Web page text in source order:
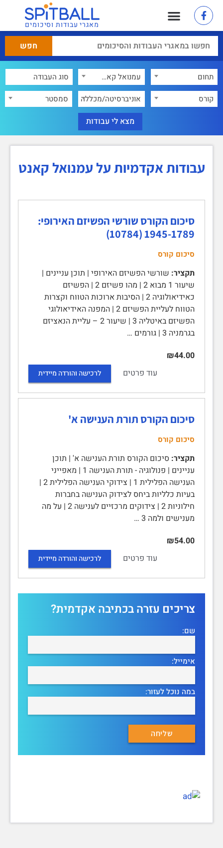
מאגרי עבודות וסיכומים
תחום
עמנואל קאנט
קורס
אוניברסיטה/מכללה סמסטר
עבודות אקדמיות על עמנואל קאנט
סיכום הקורס שורשי הפשיזם האירופי:
1945-1789‏ (10784)
סיכום קורס
תקציר: שורשי הפשיזם האירופי | תוכן עניינים |
שיעור 1 מבוא 2 | מהו פשיזם 2 | הפשיזם
כאידיאולוגיה 2 | הסיבות ארוכות הטווח וקצרות
הטווח לעליית הפשיזם 2 | המפנה האידיאולוגי
הפשיזם באיטליה 3 | שיעור 2 – עליית הנאציזם
בגרמניה 3 | גורמים …
₪44.00
עוד פרטים
לרכישה והורדה מיידית
סיכום הקורס תורת הענישה א'
סיכום קורס
תקציר: סיכום הקורס תורת הענישה א' | תוכן
עניינים | פנולוגיה - תורת הענישה 1 | מאפייני
הענישה הפלילית 1 | צידוקי הענישה הפלילית 2 |
בעיות כלליות ביחס לצידוק הענישה בחברות
חילוניות 2 | צידוקים מרכזיים לענישה 2 | על מה
מענישים ולמה 3 …
₪54.00
עוד פרטים
לרכישה והורדה מיידית
צריכים עזרה בכתיבה אקדמית?
שם:
אימייל:
במה נוכל לעזור: